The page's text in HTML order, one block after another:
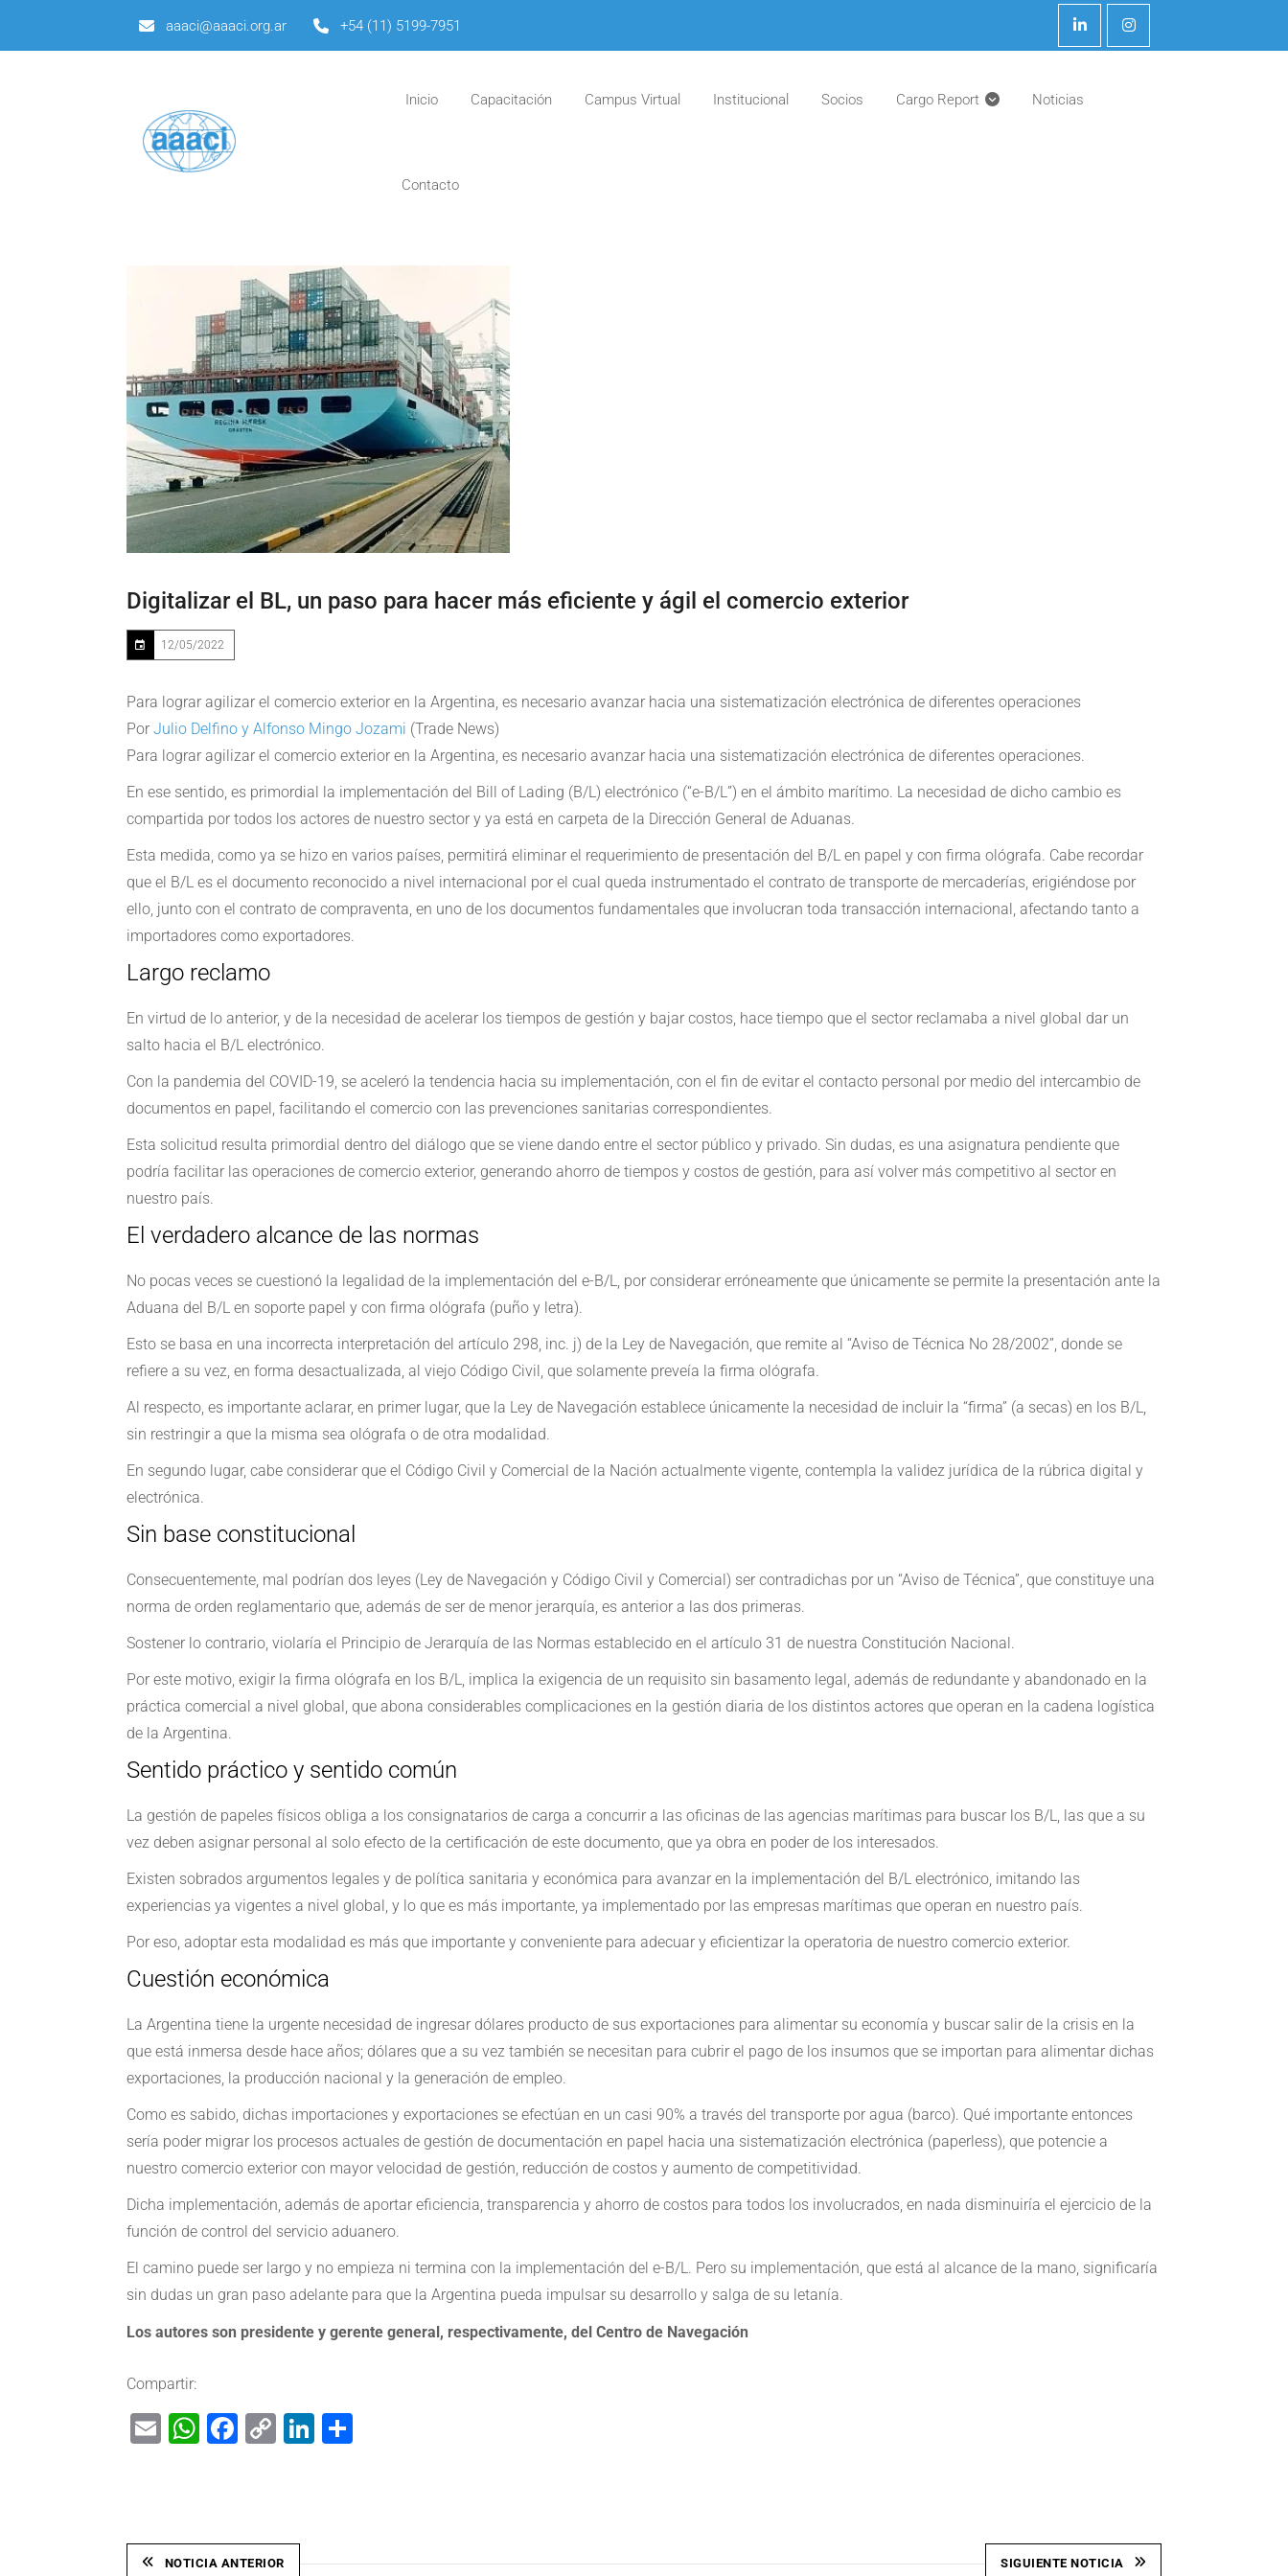
aaaci@aaaci.org.ar +54 (11) 5199-7951
Inicio Capacitación Campus Virtual Institucional Socios Cargo Report Noticias
Contacto
Digitalizar el BL, un paso para hacer más eficiente y ágil el comercio exterior
12/05/2022
Para lograr agilizar el comercio exterior en la Argentina, es necesario avanzar hacia una sistematización electrónica de diferentes operaciones
Por Julio Delfino y Alfonso Mingo Jozami (Trade News)
Para lograr agilizar el comercio exterior en la Argentina, es necesario avanzar hacia una sistematización electrónica de diferentes operaciones.
En ese sentido, es primordial la implementación del Bill of Lading (B/L) electrónico (“e-B/L”) en el ámbito marítimo. La necesidad de dicho cambio es
compartida por todos los actores de nuestro sector y ya está en carpeta de la Dirección General de Aduanas.
Esta medida, como ya se hizo en varios países, permitirá eliminar el requerimiento de presentación del B/L en papel y con firma ológrafa. Cabe recordar
que el B/L es el documento reconocido a nivel internacional por el cual queda instrumentado el contrato de transporte de mercaderías, erigiéndose por
ello, junto con el contrato de compraventa, en uno de los documentos fundamentales que involucran toda transacción internacional, afectando tanto a
importadores como exportadores.
Largo reclamo
En virtud de lo anterior, y de la necesidad de acelerar los tiempos de gestión y bajar costos, hace tiempo que el sector reclamaba a nivel global dar un
salto hacia el B/L electrónico.
Con la pandemia del COVID-19, se aceleró la tendencia hacia su implementación, con el fin de evitar el contacto personal por medio del intercambio de
documentos en papel, facilitando el comercio con las prevenciones sanitarias correspondientes.
Esta solicitud resulta primordial dentro del diálogo que se viene dando entre el sector público y privado. Sin dudas, es una asignatura pendiente que
podría facilitar las operaciones de comercio exterior, generando ahorro de tiempos y costos de gestión, para así volver más competitivo al sector en
nuestro país.
El verdadero alcance de las normas
No pocas veces se cuestionó la legalidad de la implementación del e-B/L, por considerar erróneamente que únicamente se permite la presentación ante la
Aduana del B/L en soporte papel y con firma ológrafa (puño y letra).
Esto se basa en una incorrecta interpretación del artículo 298, inc. j) de la Ley de Navegación, que remite al “Aviso de Técnica No 28/2002”, donde se
refiere a su vez, en forma desactualizada, al viejo Código Civil, que solamente preveía la firma ológrafa.
Al respecto, es importante aclarar, en primer lugar, que la Ley de Navegación establece únicamente la necesidad de incluir la “firma” (a secas) en los B/L,
sin restringir a que la misma sea ológrafa o de otra modalidad.
En segundo lugar, cabe considerar que el Código Civil y Comercial de la Nación actualmente vigente, contempla la validez jurídica de la rúbrica digital y
electrónica.
Sin base constitucional
Consecuentemente, mal podrían dos leyes (Ley de Navegación y Código Civil y Comercial) ser contradichas por un “Aviso de Técnica”, que constituye una
norma de orden reglamentario que, además de ser de menor jerarquía, es anterior a las dos primeras.
Sostener lo contrario, violaría el Principio de Jerarquía de las Normas establecido en el artículo 31 de nuestra Constitución Nacional.
Por este motivo, exigir la firma ológrafa en los B/L, implica la exigencia de un requisito sin basamento legal, además de redundante y abandonado en la
práctica comercial a nivel global, que abona considerables complicaciones en la gestión diaria de los distintos actores que operan en la cadena logística
de la Argentina.
Sentido práctico y sentido común
La gestión de papeles físicos obliga a los consignatarios de carga a concurrir a las oficinas de las agencias marítimas para buscar los B/L, las que a su
vez deben asignar personal al solo efecto de la certificación de este documento, que ya obra en poder de los interesados.
Existen sobrados argumentos legales y de política sanitaria y económica para avanzar en la implementación del B/L electrónico, imitando las
experiencias ya vigentes a nivel global, y lo que es más importante, ya implementado por las empresas marítimas que operan en nuestro país.
Por eso, adoptar esta modalidad es más que importante y conveniente para adecuar y eficientizar la operatoria de nuestro comercio exterior.
Cuestión económica
La Argentina tiene la urgente necesidad de ingresar dólares producto de sus exportaciones para alimentar su economía y buscar salir de la crisis en la
que está inmersa desde hace años; dólares que a su vez también se necesitan para cubrir el pago de los insumos que se importan para alimentar dichas
exportaciones, la producción nacional y la generación de empleo.
Como es sabido, dichas importaciones y exportaciones se efectúan en un casi 90% a través del transporte por agua (barco). Qué importante entonces
sería poder migrar los procesos actuales de gestión de documentación en papel hacia una sistematización electrónica (paperless), que potencie a
nuestro comercio exterior con mayor velocidad de gestión, reducción de costos y aumento de competitividad.
Dicha implementación, además de aportar eficiencia, transparencia y ahorro de costos para todos los involucrados, en nada disminuiría el ejercicio de la
función de control del servicio aduanero.
El camino puede ser largo y no empieza ni termina con la implementación del e-B/L. Pero su implementación, que está al alcance de la mano, significaría
sin dudas un gran paso adelante para que la Argentina pueda impulsar su desarrollo y salga de su letanía.
Los autores son presidente y gerente general, respectivamente, del Centro de Navegación
Compartir:
EmailWhatsApp
Facebook
CopyLinkedIn
NOTICIA ANTERIOR SIGUIENTE NOTICIA